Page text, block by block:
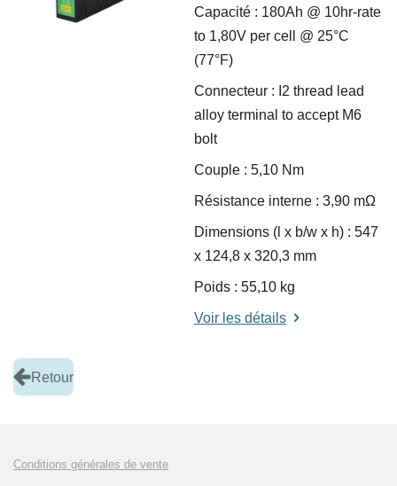
Capacité : 180Ah @ 10hr-rate
to 1,80V per cell @ 25°C
(77°F)
Connecteur : I2 thread lead
alloy terminal to accept M6
bolt
Couple : 5,10 Nm
Résistance interne : 3,90 mΩ
Dimensions (l x b/w x h) : 547
x 124,8 x 320,3 mm
Poids : 55,10 kg
Voir les détails
Retour
Conditions générales de vente